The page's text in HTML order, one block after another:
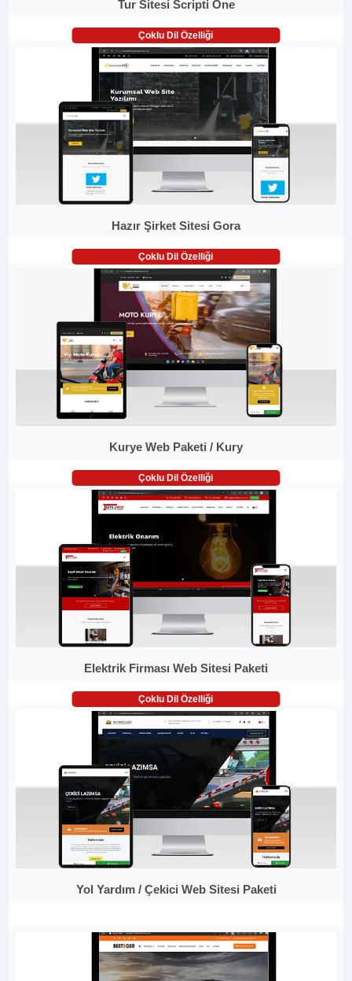
Tur Sitesi Scripti One
Çoklu Dil Özelliği
Hazır Şirket Sitesi Gora
Çoklu Dil Özelliği
Kurye Web Paketi / Kury
Çoklu Dil Özelliği
Elektrik Firması Web Sitesi Paketi
Çoklu Dil Özelliği
Yol Yardım / Çekici Web Sitesi Paketi